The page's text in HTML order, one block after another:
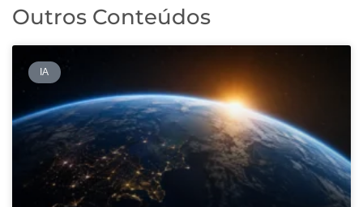
Outros Conteúdos
IA